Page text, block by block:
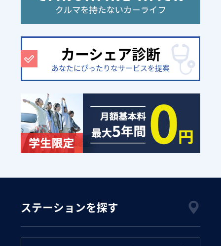
カーシェア診断
あなたにぴったりなサービスを提案
ステーションを探す